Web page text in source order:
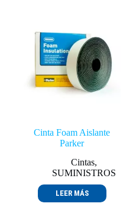
Cinta Foam Aislante
Parker
Cintas,
SUMINISTROS
LEER MÁS